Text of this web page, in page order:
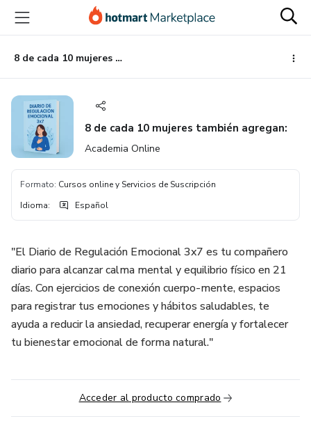
principal
página
de
página
8 de cada 10 mujeres también agregan:
8 de cada 10 mujeres también agregan:
Academia Online
Formato: Cursos online y Servicios de Suscripción
Idioma: Español
"El Diario de Regulación Emocional 3x7 es tu compañero
diario para alcanzar calma mental y equilibrio físico en 21
días. Con ejercicios de conexión cuerpo-mente, espacios
para registrar tus emociones y hábitos saludables, te
ayuda a reducir la ansiedad, recuperar energía y fortalecer
tu bienestar emocional de forma natural."
Acceder al producto comprado